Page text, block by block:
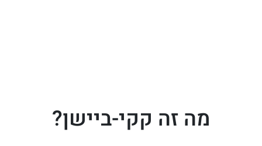
מה זה קקי-ביישן?